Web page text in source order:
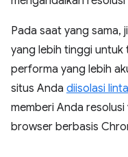
Pada saat yang sama,
yang lebih tinggi untuk
performa yang lebih
situs Anda diisolasi
memberi Anda
browser berbasis